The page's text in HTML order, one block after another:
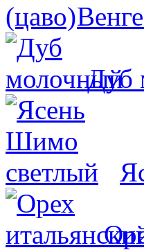
Дуб